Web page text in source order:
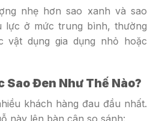
nhẹ hơn sao xanh và sao
lực ở mức trung bình, thường
vật dụng gia dụng nhỏ hoặc
Sao Đen Như Thế Nào?
khách hàng đau đầu nhất.